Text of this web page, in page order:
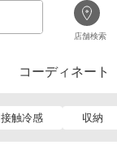
店舗検索
コーディネート
接触冷感 収納